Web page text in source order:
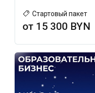
Стартовый пакет
от 15 300 BYN